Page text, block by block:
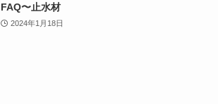
FAQ〜止水材
2024年1月18日